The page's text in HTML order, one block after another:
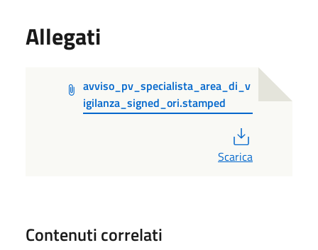
Allegati
avviso_pv_specialista_area_di_v
igilanza_signed_ori.stamped
Scarica
Contenuti correlati